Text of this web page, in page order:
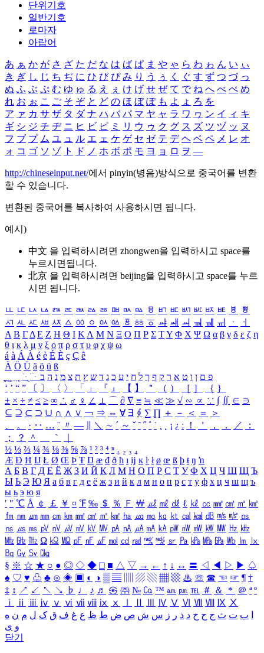
단위기호
일반기호
로마자
아랍어
あ ぁ か が さ ざ た だ な は ば ぱ ま や ゃ ら わ ゎ ん い ぃ
き ぎ し じ ち ぢ に ひ び ぴ み り う ぅ く ぐ す ず つ づ っ
ぬ ふ ぶ ぷ む ゆ ゅ る え ぇ け げ せ ぜ て で ね へ べ ぺ め
れ お ぉ こ ご そ ぞ と ど の ほ ぼ ぽ も よ ょ ろ を
ア ァ カ サ ザ タ ダ ナ ハ バ パ マ ヤ ャ ラ ワ ヮ ン イ ィ キ
ギ シ ジ チ ヂ ニ ヒ ビ ピ ミ リ ウ ゥ ク グ ス ズ ツ ヅ ッ ヌ
フ ブ プ ム ユ ュ ル エ ェ ケ ゲ セ ゼ テ デ ヘ ベ ペ メ レ オ
ォ コ ゴ ソ ゾ ト ド ノ ホ ボ ポ モ ヨ ョ ロ ヲ ―
http://chineseinput.net/에서 pinyin(병음)방식으로 중국어를 변환
할 수 있습니다.
변환된 중국어를 복사하여 사용하시면 됩니다.
예시)
中文 을 입력하시려면 zhongwen을 입력하시고 space를
누르시면됩니다.
北京 을 입력하시려면 beijing을 입력하시고 space를 누르
시면 됩니다.
ㅥ ㅦ ㅧ ㅨ ㅩ ㅪ ㅫ ㅬ ㅭ ㅮ ㅯ ㅰ ㅱ ㅲ ㅳ ㅴ ㅵ ㅶ ㅷ ㅸ
ㅹ
ㅺ ㅻ ㅼ ㅽ ㅾ ㅿ ㆀ ㆁ ㆂ ㆃ ㆄ ㆅ ㆆ ㆇ ㆈ ㆉ ㆊ ㆋ ㆌ ㆍ
ㆎ
Α Β ΓΔ Ε Ζ Η Θ Ι ΚΛ Μ Ν Ξ Ο Π Ρ Σ ΤΥ Φ Χ Ψ Ω α β γ δ ε ζ η
θ ι κ λ μ ν ξ ο π ρ σ τ υ φ χ ψ ω
á à Á À é è É È ç Ç ê
Ä Ö Ü ä ö ü ß
ִֶֹ ֻּ ׁׂ פ ם ן ו ט א ר ק ף ך ל ח י ע כ ג ד ש ץ ת צ מ נ ה ב
‘ ’ “ ” 〔 〕 〈 〉 「 」 『 』 【 】 ＂ （ ） ［ ］ ｛ ｝
± × ÷ ≠ ≤ ≥ ∞ ∴ ♂ ♀ ∠ ⊥ ⌒ ∂ ∇ ≡ ≒ ≪ ≫ √ ∽ ∝ ∵ ∫ ∬ ∈ ∋
⊆ ⊇ ⊂ ⊃ ∪ ∩ ∧ ∨ ￢ ⇒ ⇔ ∀ ∃ ∮ ∑ ∏ ＋ － ＜ ＝
＞
、
。 · ‥ … ¨ 〃 ― ＼ ∼ ´ ～ ˇ ˘ ˝ ˚ ˙ ¸ ¡ ¿ ː ！ ＇ ， ． ／
：
；
？ ＾ ｀
½ ⅓ ⅔ ¼ ¾ ⅛ ⅜ ⅝ ⅞ ¹ ² ³ ⁴ ⁿ ₁ ₂ ₃ ₄
Æ Ð Ħ Ĳ Ł Ø Œ Þ Ŧ Ŋ æ đ ð ħ ı ĳ ĸ ŀ ł ø œ ß þ ŧ ŋ ŉ
А Б В Г Д Е Ё Ж З И Й К Л М Н О П Р С Т У Ф Х Ц Ч Ш Щ Ъ
Ы Ь Э Ю Я а б в г д е ё ж з и й к л м н о п р с т у ф х ц ч ш щ ъ
ы ь э ю я
′ ″ ℃ Å ￠ ￡ ￥ ¤ ℉ ‰ ＄ ％ Ｆ ￦ ㎕ ㎖ ㎗ ℓ ㎘ ㏄ ㎣ ㎤ ㎥ ㎦
㎙ ㎚ ㎛ ㎜ ㎝ ㎞ ㎟ ㎠ ㎡ ㎢ ㏊ ㎍ ㎎ ㎏ ㏏ ㎈ ㎉ ㏈ ㎧ ㎨ ㎰
㎱ ㎲ ㎳ ㎴ ㎵ ㎶ ㎷ ㎸ ㎹ ㎀ ㎁ ㎂ ㎃ ㎄ ㎺ ㎻ ㎽ ㎾ ㎿ ㎐ ㎑
㎒ ㎓ ㎔ Ω ㏀ ㏁ ㎊ ㎋ ㎌ ㏖ ㏅ ㎭ ㎮ ㎯ ㏛ ㎩ ㎪ ㎫ ㎬ ㏝ ㏐
㏓
㏃ ㏉ ㏜ ㏆
§ ※ ☆ ★ ○ ● ◎ ◇ ◆ □ ■ △ ▽ → ← ↑ ↓ ↔ 〓 ◁ ◀ ▷ ▶ ♤
♠ ♡ ♥ ♧ ♣ ⊙ ◈ ▣ ◐ ◑ ▒ ▤ ▨ ▧ ▦ ▩ ♨ ☏ ☎ ☜ ☞ ¶ †
‡ ↕ ↗ ↙ ↖ ↘ ♭ ♩ ♪ ♬ ㉿ ㈜ № ㏇ ™ ㏂ ㏘ ℡ ＃ ＆ ＊ ＠ ª º
ⅰ
ⅱ ⅲ ⅳ ⅴ ⅵ ⅶ ⅷ ⅸ ⅹ Ⅳ Ⅴ Ⅵ Ⅶ Ⅷ Ⅸ Ⅹ
ب ت ث ج ح خ د ذ ر ز س ش ص ض ط ظ ع غ ف ق ک ل م ن ه
و ی
닫기